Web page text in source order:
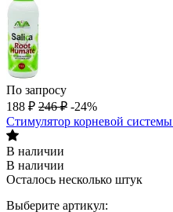
По запросу
188 ₽ 246 ₽ -24%
Стимулятор корневой
В наличии
В наличии
Осталось несколько штук
Выберите артикул: